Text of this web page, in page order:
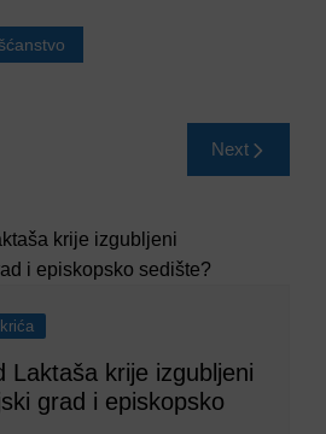
Next
Laktaša krije izgubljeni
grad i episkopsko